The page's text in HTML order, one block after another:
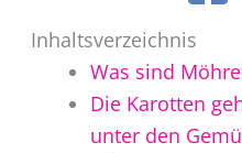
Inhaltsverzeichnis
Was sind
Die Karotten
unter den